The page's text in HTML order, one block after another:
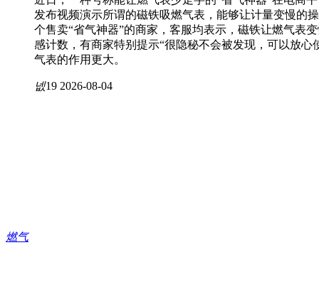
发布视频演示所谓的磁铁吸燃气表，能够让计量变慢的
个售卖“省气神器”的商家，客服均表示，磁铁让燃气表
感计数，有商家特别提示“很隐秘不会被发现，可以放心
气表的作用更大。
넶19 2026-08-04
燃气